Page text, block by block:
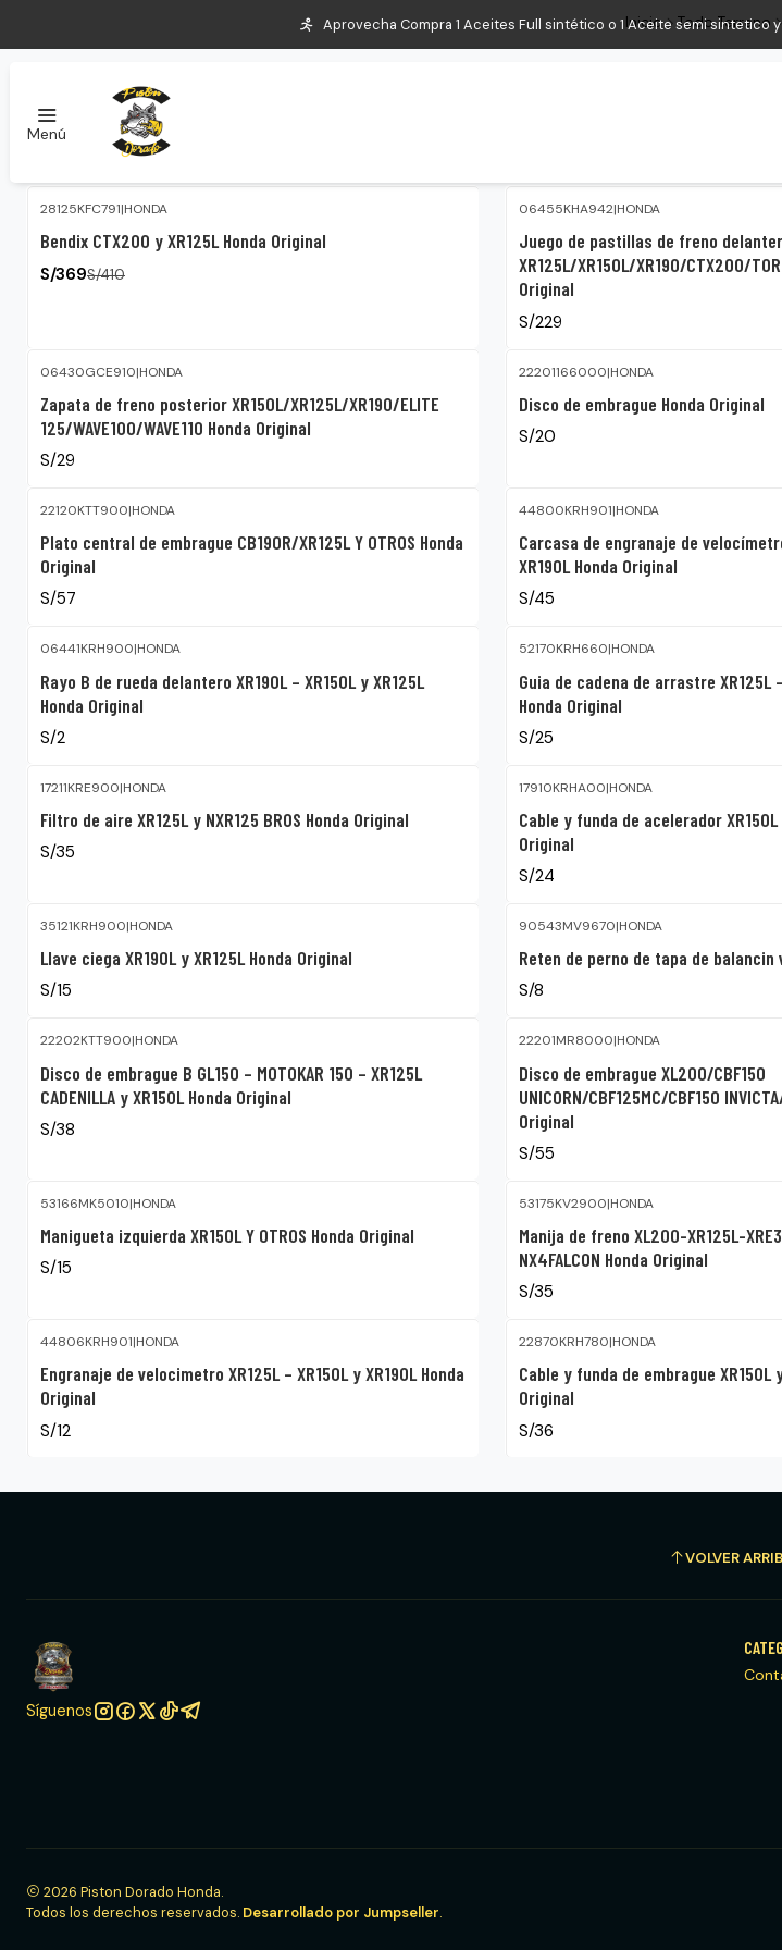
Menú
Aprovecha Compra 1 Aceites Full sintético o 1 Aceite semi sintetico y
Inicio Todo Terreno
XR125L
28125KFC791|HONDA
Bendix CTX200 y XR125L Honda Original
S/369S/410
06455KHA942|HONDA
Juego de pastillas de freno
XR125L/XR150L/XR190/CTX200/
Original
S/229
06430GCE910|HONDA
Zapata de freno posterior XR150L/XR125L/XR190/ELITE
125/WAVE100/WAVE110 Honda Original
S/29
22201166000|HONDA
Disco de embrague Honda Original
S/20
22120KTT900|HONDA
Plato central de embrague CB190R/XR125L Y OTROS Honda
Original
S/57
44800KRH901|HONDA
Carcasa de engranaje de
XR190L Honda Original
S/45
06441KRH900|HONDA
Rayo B de rueda delantero XR190L – XR150L y XR125L
Honda Original
S/2
52170KRH660|HONDA
Guia de cadena de arrastre XR125L
Honda Original
S/25
17211KRE900|HONDA
Filtro de aire XR125L y NXR125 BROS Honda Original
S/35
17910KRHA00|HONDA
Cable y funda de acelerador XR150L
Original
S/24
35121KRH900|HONDA
Llave ciega XR190L y XR125L Honda Original
S/15
90543MV9670|HONDA
Reten de perno de tapa de balancin
S/8
22202KTT900|HONDA
Disco de embrague B GL150 – MOTOKAR 150 – XR125L
CADENILLA y XR150L Honda Original
S/38
22201MR8000|HONDA
Disco de embrague XL200/CBF150
UNICORN/CBF125MC/CBF150
Original
S/55
53166MK5010|HONDA
Manigueta izquierda XR150L Y OTROS Honda Original
S/15
53175KV2900|HONDA
Manija de freno XL200-XR125L-
NX4FALCON Honda Original
S/35
44806KRH901|HONDA
Engranaje de velocimetro XR125L – XR150L y XR190L Honda
Original
S/12
22870KRH780|HONDA
Cable y funda de embrague XR150L
Original
S/36
VOLVER
Síguenos
2026 Piston Dorado Honda.
Todos los derechos reservados. Desarrollado por Jumpseller.